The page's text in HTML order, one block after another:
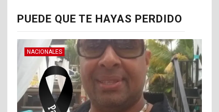
PUEDE QUE TE HAYAS PERDIDO
NACIONALES